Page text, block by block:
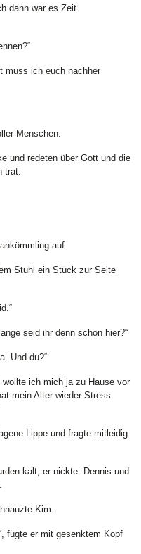
dann war es Zeit
muss ich euch nachher
Menschen.
und redeten über Gott und die
trat.
auf.
Stuhl ein Stück zur Seite
seid ihr denn schon hier?“
Und du?“
wollte ich mich ja zu Hause vor
mein Alter wieder Stress
Lippe und fragte mitleidig:
kalt; er nickte. Dennis und
Kim.
fügte er mit gesenktem Kopf